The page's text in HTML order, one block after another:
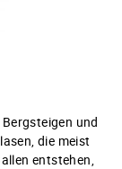
und
die meist
entstehen,